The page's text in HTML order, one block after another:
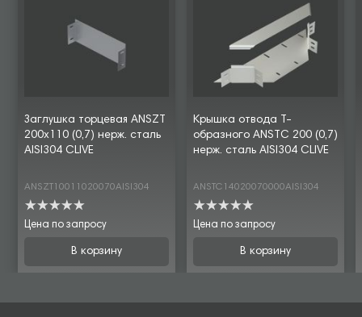
Заглушка торцевая ANSZT
200х110 (0,7) нерж. сталь
AISI304 CLIVE
ANSZT10011020070AISI304
Цена по запросу
В корзину
Крышка отвода Т-
образного ANSTC 200 (0,7)
нерж. сталь AISI304 CLIVE
ANSTC14020070000AISI304
Цена по запросу
В корзину